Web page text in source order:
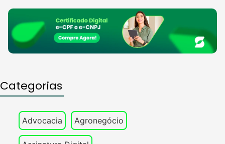
Categorias
Advocacia Agronegócio